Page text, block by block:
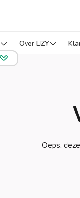
Over LIZY
Oeps,